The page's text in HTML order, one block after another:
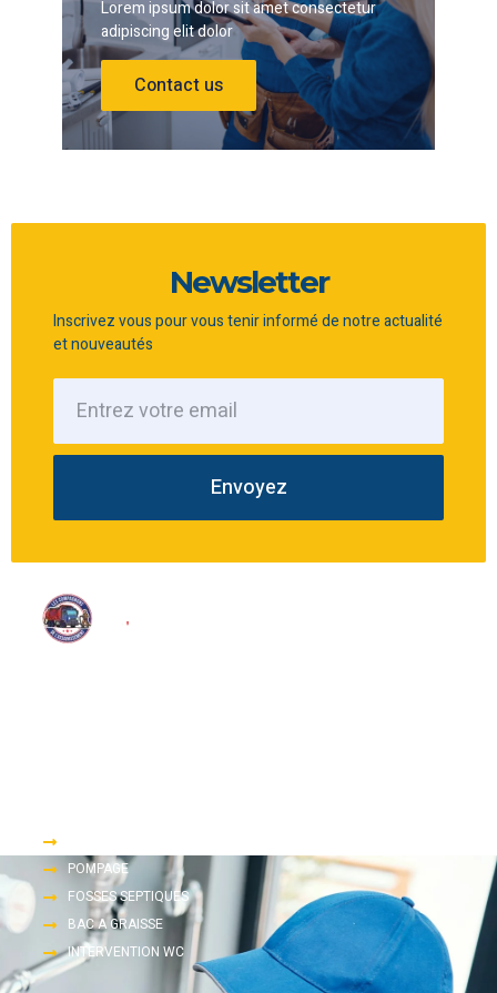
Lorem ipsum dolor sit amet consectetur
adipiscing elit dolor
Contact us
Newsletter
Inscrivez vous pour vous tenir informé de notre actualité
et nouveautés
Envoyez
POMPAGE
FOSSES SEPTIQUES
BAC A GRAISSE
INTERVENTION WC